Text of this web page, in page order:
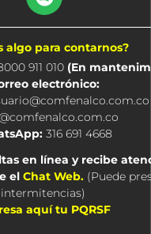
o
k
i
t
t
e
r
e
d
n
t
i
f
y
algo para contarnos?
911 010 (En
electrónico:
316 691 4668
en línea y recibe
el Chat Web. (Puede
intermitencias)
aquí tu PQRSF